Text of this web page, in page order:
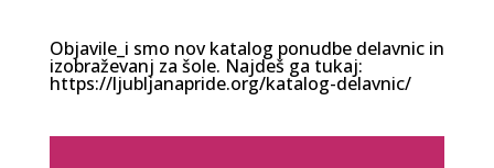
Objavile_i smo nov katalog ponudbe delavnic in
izobraževanj za šole. Najdeš ga tukaj:
https://ljubljanapride.org/katalog-delavnic/